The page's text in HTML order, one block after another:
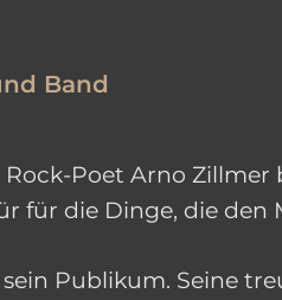
Band
Rock-Poet Arno
für die Dinge, die
Publikum. Seine